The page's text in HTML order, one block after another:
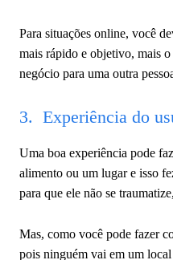
Para situações online, você
mais rápido e objetivo, mais
negócio para uma outra
3. Experiência do
Uma boa experiência pode
alimento ou um lugar e isso
para que ele não se
Mas, como você pode fazer
pois ninguém vai em um